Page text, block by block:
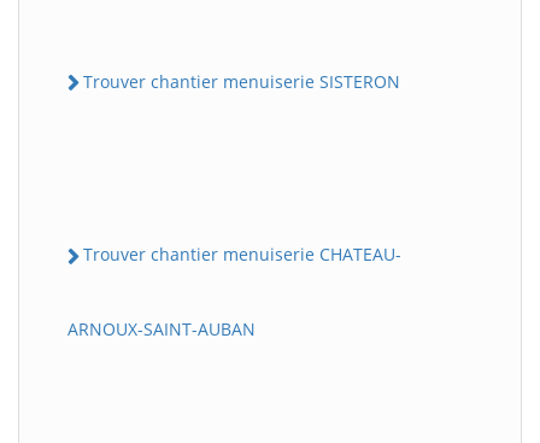
Trouver chantier menuiserie SISTERON
Trouver chantier menuiserie CHATEAU-
ARNOUX-SAINT-AUBAN